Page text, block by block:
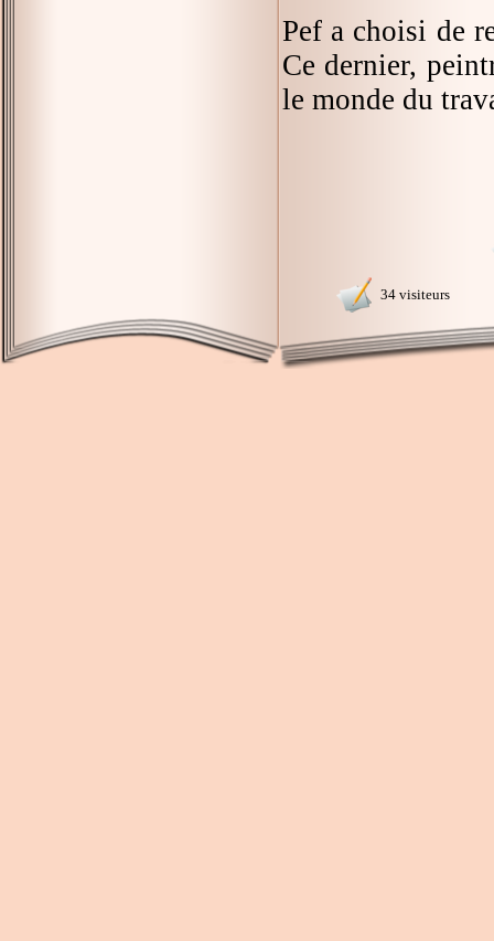
Pef a choisi de
Ce dernier,
le monde du
34 visiteurs